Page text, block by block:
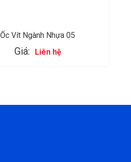
Ốc Vít Ngành Nhựa 05
Giá: Liên hệ